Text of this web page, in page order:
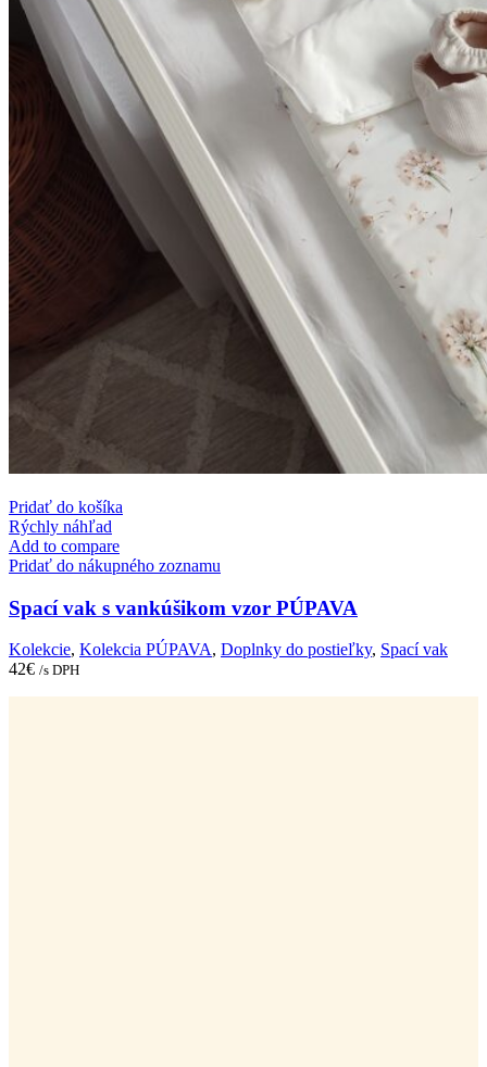
Pridať do košíka
Rýchly náhľad
Add to compare
Pridať do nákupného zoznamu
Spací vak s vankúšikom vzor PÚPAVA
Kolekcie, Kolekcia PÚPAVA, Doplnky do postieľky, Spací vak
42€ /s DPH